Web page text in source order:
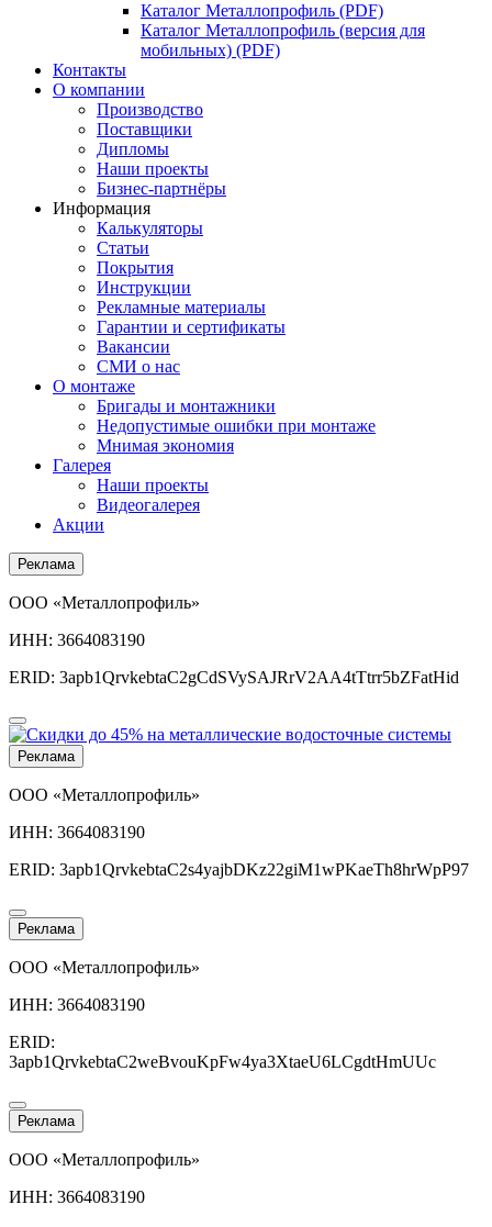
Каталог Металлопрофиль (PDF)
Каталог Металлопрофиль (версия для
мобильных) (PDF)
Контакты
О компании
Производство
Поставщики
Дипломы
Наши проекты
Бизнес-партнёры
Информация
Калькуляторы
Статьи
Покрытия
Инструкции
Рекламные материалы
Гарантии и сертификаты
Вакансии
СМИ о нас
О монтаже
Бригады и монтажники
Недопустимые ошибки при монтаже
Мнимая экономия
Галерея
Наши проекты
Видеогалерея
Акции
Реклама
ООО «Металлопрофиль»
ИНН: 3664083190
ERID: 3apb1QrvkebtaC2gCdSVySAJRrV2AA4tTtrr5bZFatHid
Реклама
ООО «Металлопрофиль»
ИНН: 3664083190
ERID: 3apb1QrvkebtaC2s4yajbDKz22giM1wPKaeTh8hrWpP97
Реклама
ООО «Металлопрофиль»
ИНН: 3664083190
ERID:
3apb1QrvkebtaC2weBvouKpFw4ya3XtaeU6LCgdtHmUUc
Реклама
ООО «Металлопрофиль»
ИНН: 3664083190